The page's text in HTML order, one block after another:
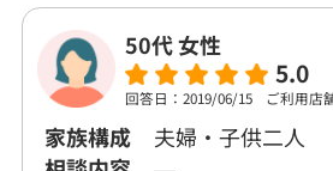
50代 女性
5.0
回答日：2019/06/15 ご利用店
家族構成
夫婦・子供二人